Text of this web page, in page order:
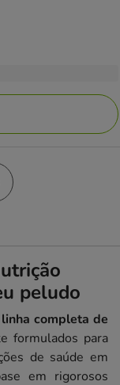
peludo
linha completa de
formulados para
de saúde em
em rigorosos